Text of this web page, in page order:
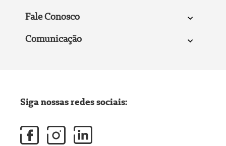
Fale Conosco
Comunicação
Siga nossas redes sociais: